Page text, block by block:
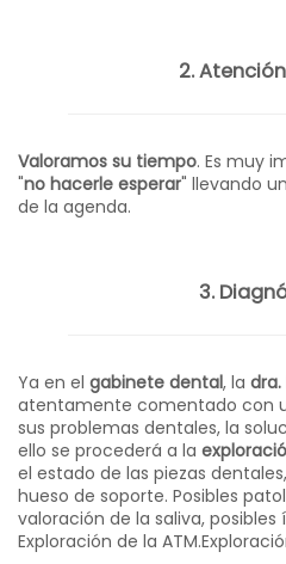
2.
Valoramos su tiempo. Es muy
"no hacerle esperar" llevando
de la agenda.
3.
Ya en el gabinete dental, la dra.
atentamente comentado con
sus problemas dentales, la
ello se procederá a la
el estado de las piezas
hueso de soporte. Posibles
valoración de la saliva, posibles
Exploración de la